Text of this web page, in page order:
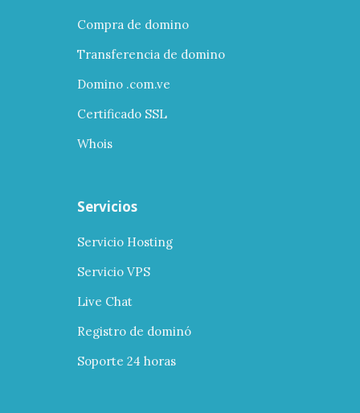
Compra de domino
Transferencia de domino
Domino .com.ve
Certificado SSL
Whois
Servicios
Servicio Hosting
Servicio VPS
Live Chat
Registro de dominó
Soporte 24 horas